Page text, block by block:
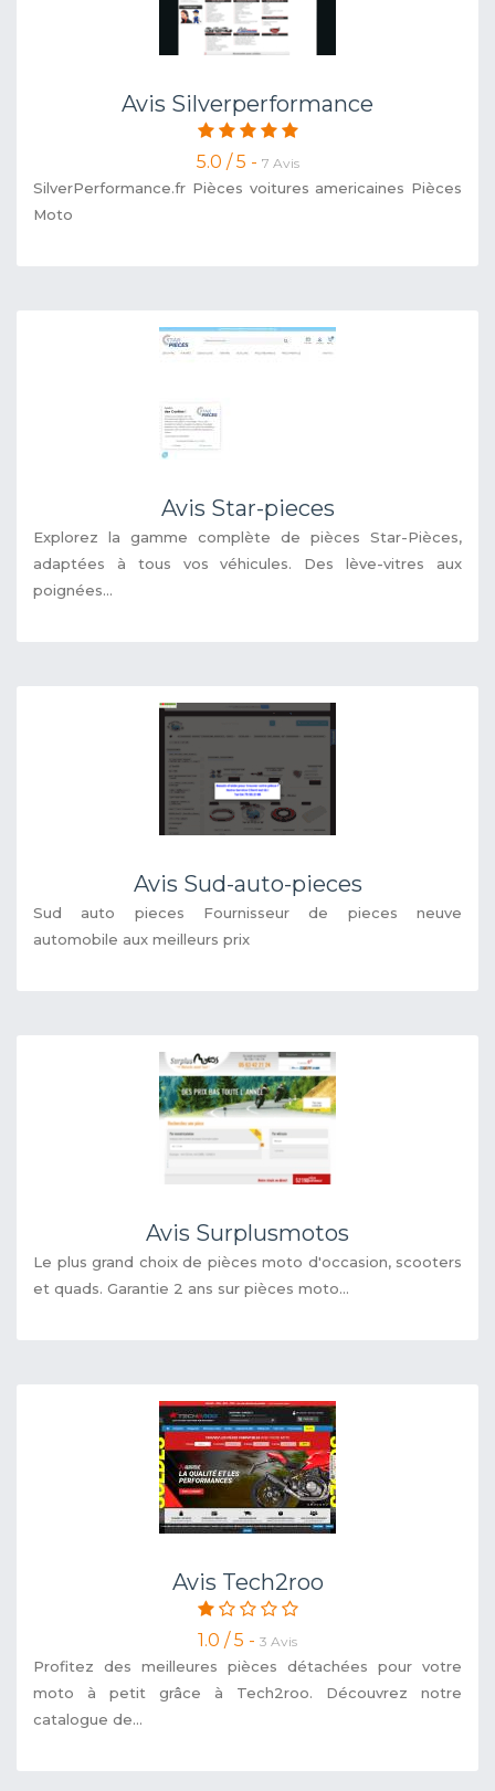
Avis Silverperformance
5.0 / 5 - 7 Avis
SilverPerformance.fr Pièces voitures americaines Pièces
Moto
Avis Star-pieces
Explorez la gamme complète de pièces Star-Pièces,
adaptées à tous vos véhicules. Des lève-vitres aux
poignées...
Avis Sud-auto-pieces
Sud auto pieces Fournisseur de pieces neuve
automobile aux meilleurs prix
Avis Surplusmotos
Le plus grand choix de pièces moto d'occasion, scooters
et quads. Garantie 2 ans sur pièces moto...
Avis Tech2roo
1.0 / 5 - 3 Avis
Profitez des meilleures pièces détachées pour votre
moto à petit grâce à Tech2roo. Découvrez notre
catalogue de...